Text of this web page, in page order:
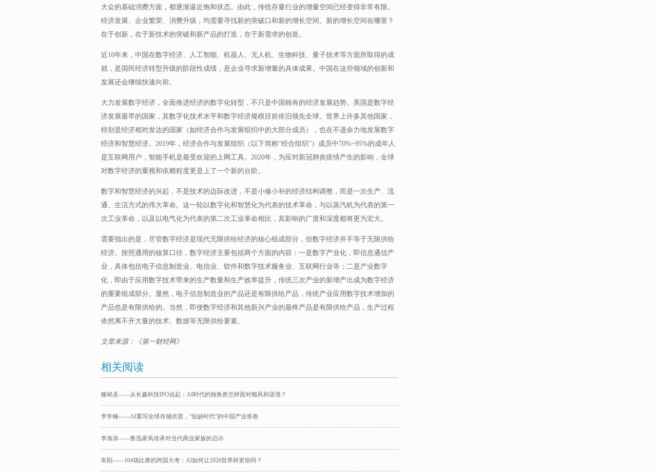
大众的基础消费方面，都逐渐逼近饱和状态。由此，传统存量行业的增量空间已经变得非常有限。
经济发展、企业繁荣、消费升级，均需要寻找新的突破口和新的增长空间。新的增长空间在哪里？
在于创新，在于新技术的突破和新产品的打造，在于新需求的创造。
近10年来，中国在数字经济、人工智能、机器人、无人机、生物科技、量子技术等方面所取得的成
就，是国民经济转型升级的阶段性成绩，是企业寻求新增量的具体成果。中国在这些领域的创新和
发展还会继续快速向前。
大力发展数字经济，全面推进经济的数字化转型，不只是中国独有的经济发展趋势。美国是数字经
济发展最早的国家，其数字化技术水平和数字经济规模目前依旧领先全球。世界上许多其他国家，
特别是经济相对发达的国家（如经济合作与发展组织中的大部分成员），也在不遗余力地发展数字
经济和智慧经济。2019年，经济合作与发展组织（以下简称“经合组织”）成员中70%~95%的成年人
是互联网用户，智能手机是最受欢迎的上网工具。2020年，为应对新冠肺炎疫情产生的影响，全球
对数字经济的重视和依赖程度更是上了一个新的台阶。
数字和智慧经济的兴起，不是技术的边际改进，不是小修小补的经济结构调整，而是一次生产、流
通、生活方式的伟大革命。这一轮以数字化和智慧化为代表的技术革命，与以蒸汽机为代表的第一
次工业革命，以及以电气化为代表的第二次工业革命相比，其影响的广度和深度都将更为宏大。
需要指出的是，尽管数字经济是现代无限供给经济的核心组成部分，但数字经济并不等于无限供给
经济。按照通用的核算口径，数字经济主要包括两个方面的内容：一是数字产业化，即信息通信产
业，具体包括电子信息制造业、电信业、软件和数字技术服务业、互联网行业等；二是产业数字
化，即由于应用数字技术带来的生产数量和生产效率提升，传统三次产业的新增产出成为数字经济
的重要组成部分。显然，电子信息制造业的产品还是有限供给产品，传统产业应用数字技术增加的
产品也是有限供给的。当然，即便数字经济和其他新兴产业的最终产品是有限供给产品，生产过程
依然离不开大量的技术、数据等无限供给要素。
文章来源：《第一财经网》
相关阅读
滕斌圣——从长鑫科技IPO说起：AI时代的独角兽怎样面对顺风和逆境？
李学楠——AI重写全球存储供需，“短缺时代”的中国产业答卷
李海涛——鲁迅家风传承对当代商业家族的启示
朱阳——104场比赛的跨国大考：AI如何让2026世界杯更协同？